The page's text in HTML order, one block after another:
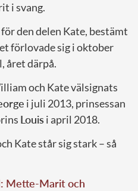
i svang.
den delen Kate, bestämt
förlovade sig i oktober
året därpå.
och Kate välsignats
i juli 2013, prinsessan
Louis i april 2018.
Kate står sig stark – så
Mette-Marit och